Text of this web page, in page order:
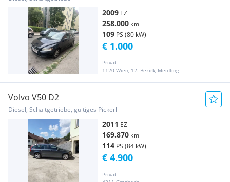
2009 EZ
258.000 km
109 PS (80 kW)
Privat
1120 Wien, 12. Bezirk, Meidling
€ 1.000
Volvo V50 D2
Diesel, Schaltgetriebe, gültiges Pickerl
2011 EZ
169.870 km
114 PS (84 kW)
Privat
€ 4.900